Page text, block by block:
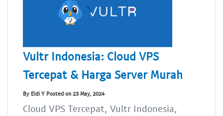
Vultr Indonesia: Cloud VPS
Tercepat & Harga Server Murah
By Eldi Y Posted on 23 May, 2024
Cloud VPS Tercepat, Vultr Indonesia,